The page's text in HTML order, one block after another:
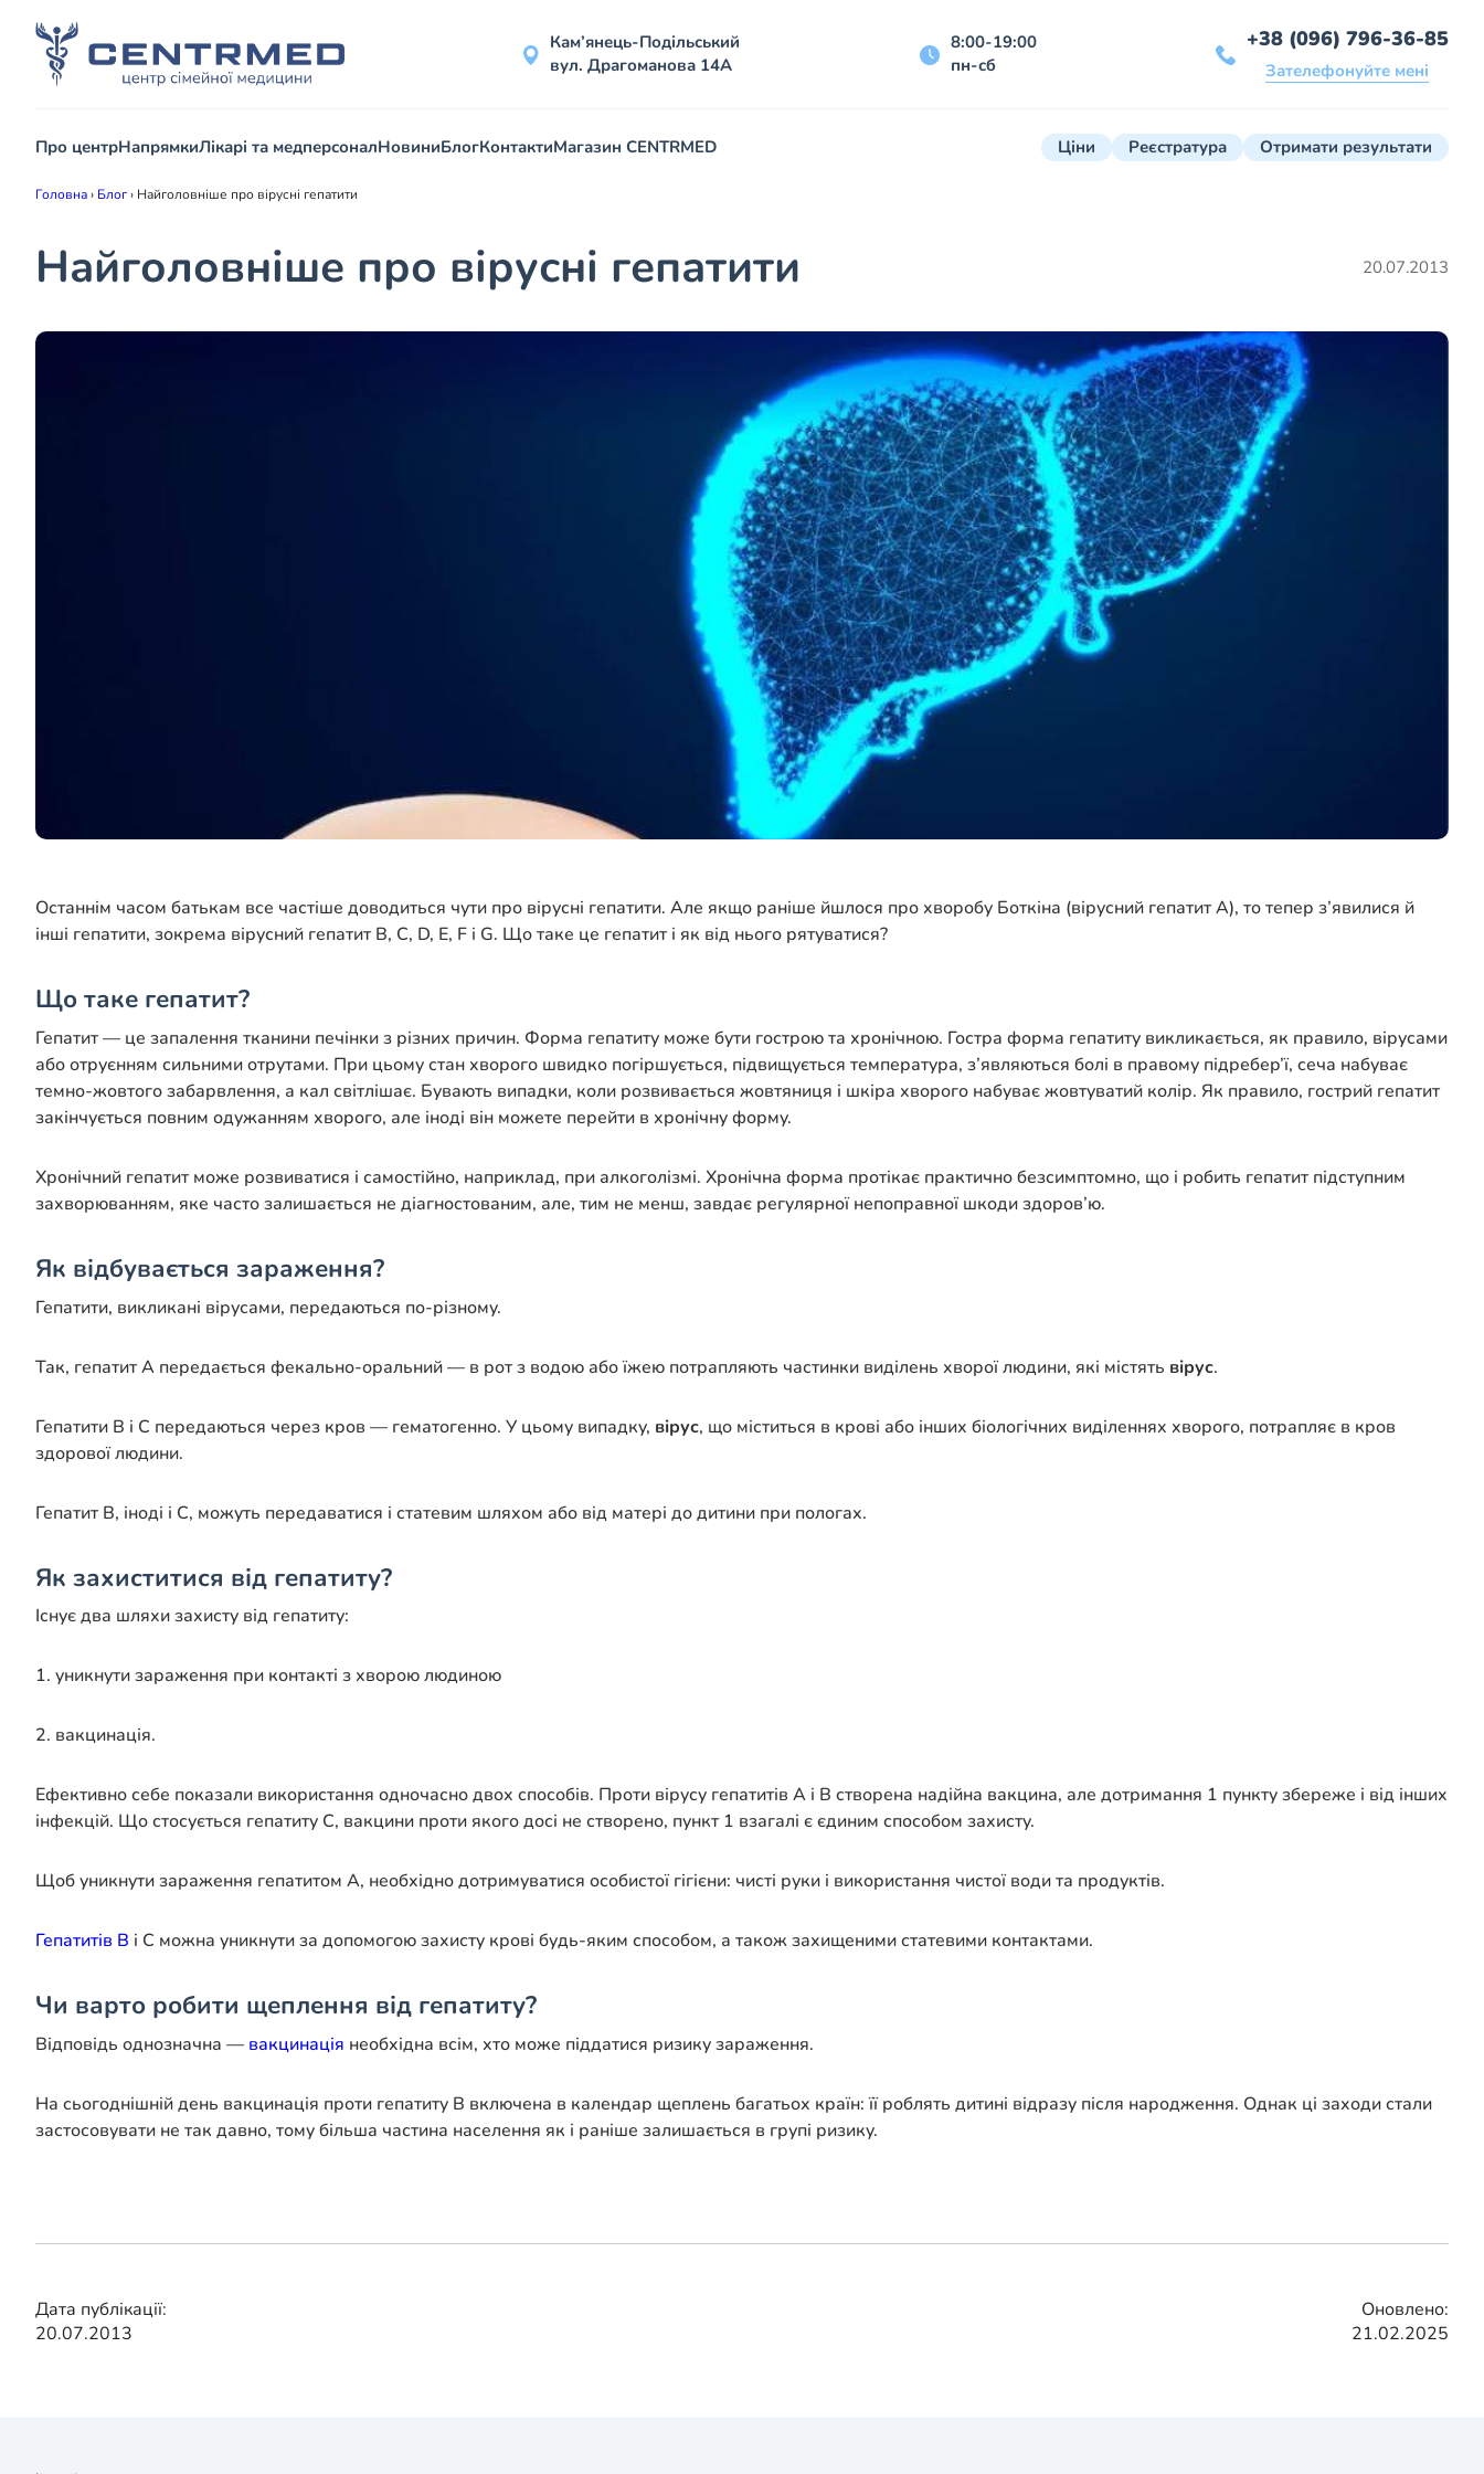
Кам’янець-Подільський
вул. Драгоманова 14А
8:00-19:00
пн-сб
+38 (096) 796-36-85
Зателефонуйте мені
Про центрНапрямкиЛікарі та медперсоналНовиниБлогКонтактиМагазин CENTRMED Ціни Реєстратура Отримати результати
Головна› Блог› Найголовніше про вірусні гепатити
Найголовніше про вірусні гепатити 20.07.2013
Останнім часом батькам все частіше доводиться чути про вірусні гепатити. Але якщо раніше йшлося про хворобу Боткіна (вірусний гепатит А), то тепер з’явилися й
інші гепатити, зокрема вірусний гепатит В, C, D, E, F і G. Що таке це гепатит і як від нього рятуватися?
Що таке гепатит?
Гепатит — це запалення тканини печінки з різних причин. Форма гепатиту може бути гострою та хронічною. Гостра форма гепатиту викликається, як правило, вірусами
або отруєнням сильними отрутами. При цьому стан хворого швидко погіршується, підвищується температура, з’являються болі в правому підребер’ї, сеча набуває
темно-жовтого забарвлення, а кал світлішає. Бувають випадки, коли розвивається жовтяниця і шкіра хворого набуває жовтуватий колір. Як правило, гострий гепатит
закінчується повним одужанням хворого, але іноді він можете перейти в хронічну форму.
Хронічний гепатит може розвиватися і самостійно, наприклад, при алкоголізмі. Хронічна форма протікає практично безсимптомно, що і робить гепатит підступним
захворюванням, яке часто залишається не діагностованим, але, тим не менш, завдає регулярної непоправної шкоди здоров’ю.
Як відбувається зараження?
Гепатити, викликані вірусами, передаються по-різному.
Так, гепатит А передається фекально-оральний — в рот з водою або їжею потрапляють частинки виділень хворої людини, які містять вірус.
Гепатити В і С передаються через кров — гематогенно. У цьому випадку, вірус, що міститься в крові або інших біологічних виділеннях хворого, потрапляє в кров
здорової людини.
Гепатит В, іноді і С, можуть передаватися і статевим шляхом або від матері до дитини при пологах.
Як захиститися від гепатиту?
Існує два шляхи захисту від гепатиту:
1. уникнути зараження при контакті з хворою людиною
2. вакцинація.
Ефективно себе показали використання одночасно двох способів. Проти вірусу гепатитів А і В створена надійна вакцина, але дотримання 1 пункту збереже і від інших
інфекцій. Що стосується гепатиту С, вакцини проти якого досі не створено, пункт 1 взагалі є єдиним способом захисту.
Щоб уникнути зараження гепатитом А, необхідно дотримуватися особистої гігієни: чисті руки і використання чистої води та продуктів.
Гепатитів В і С можна уникнути за допомогою захисту крові будь-яким способом, а також захищеними статевими контактами.
Чи варто робити щеплення від гепатиту?
Відповідь однозначна — вакцинація необхідна всім, хто може піддатися ризику зараження.
На сьогоднішній день вакцинація проти гепатиту В включена в календар щеплень багатьох країн: її роблять дитині відразу після народження. Однак ці заходи стали
застосовувати не так давно, тому більша частина населення як і раніше залишається в групі ризику.
Дата публікації:
20.07.2013
Оновлено:
21.02.2025